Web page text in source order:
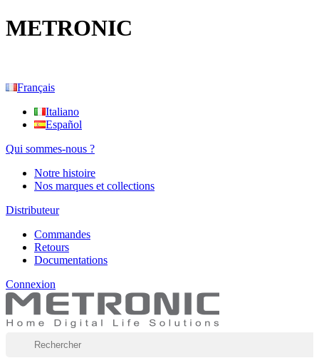
METRONIC
Français
Italiano
Español
Qui sommes-nous ?
Notre histoire
Nos marques et collections
Distributeur
Commandes
Retours
Documentations
Connexion